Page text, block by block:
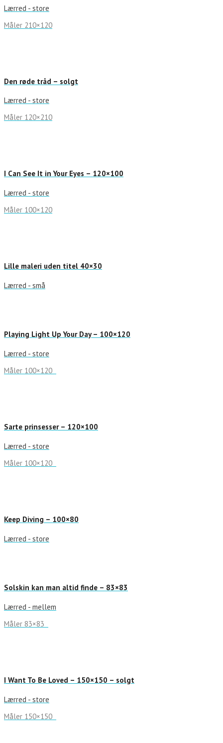
Lærred - store
Måler 210×120
Den røde tråd – solgt
Lærred - store
Måler 120×210
I Can See It in Your Eyes – 120×100
Lærred - store
Måler 100×120
Lille maleri uden titel 40×30
Lærred - små
Playing Light Up Your Day – 100×120
Lærred - store
Måler 100×120
Sarte prinsesser – 120×100
Lærred - store
Måler 100×120
Keep Diving – 100×80
Lærred - store
Solskin kan man altid finde – 83×83
Lærred - mellem
Måler 83×83
I Want To Be Loved – 150×150 – solgt
Lærred - store
Måler 150×150